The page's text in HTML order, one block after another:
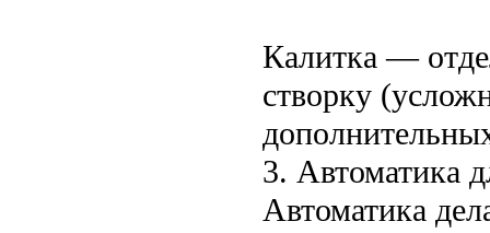
Калитка —
створку
3. Автоматика
Автоматика